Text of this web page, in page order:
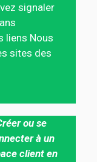
signaler
liens Nous
sites des
ou se
à un
client en